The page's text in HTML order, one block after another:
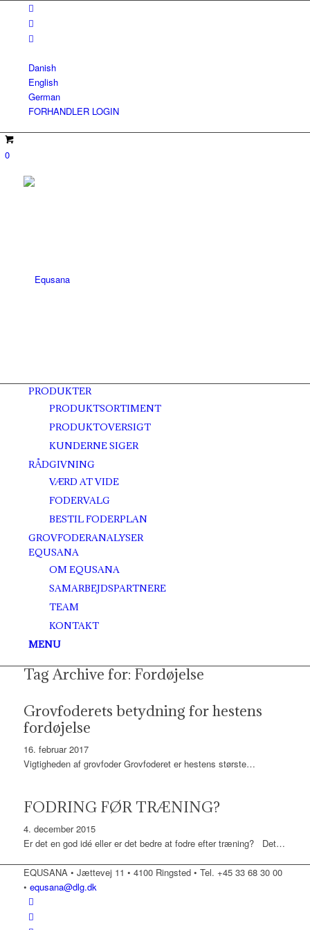
Danish
English
German
FORHANDLER LOGIN
0
PRODUKTER
PRODUKTSORTIMENT
PRODUKTOVERSIGT
KUNDERNE SIGER
RÅDGIVNING
VÆRD AT VIDE
FODERVALG
BESTIL FODERPLAN
GROVFODERANALYSER
EQUSANA
OM EQUSANA
SAMARBEJDSPARTNERE
TEAM
KONTAKT
MENU
Tag Archive for: Fordøjelse
Grovfoderets betydning for hestens
fordøjelse
16. februar 2017
Vigtigheden af grovfoder Grovfoderet er hestens største…
FODRING FØR TRÆNING?
4. december 2015
Er det en god idé eller er det bedre at fodre efter træning? Det…
EQUSANA • Jættevej 11 • 4100 Ringsted • Tel. +45 33 68 30 00
• equsana@dlg.dk